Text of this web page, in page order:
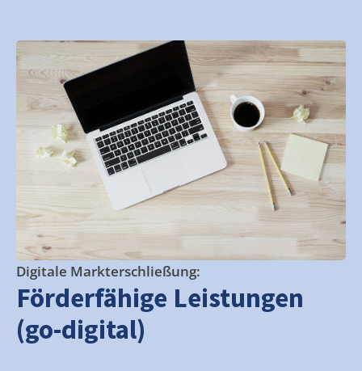
Digitale Markterschließung:
Förderfähige Leistungen
(go-digital)